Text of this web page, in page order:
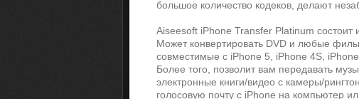
большое количество кодеков, делают
Aiseesoft iPhone Transfer Platinum состоит
Может конвертировать DVD и любые
совместимые с iPhone 5, iPhone 4S,
Более того, позволит вам передавать
электронные книги/видео с камеры/
голосовую почту с iPhone на компьютер